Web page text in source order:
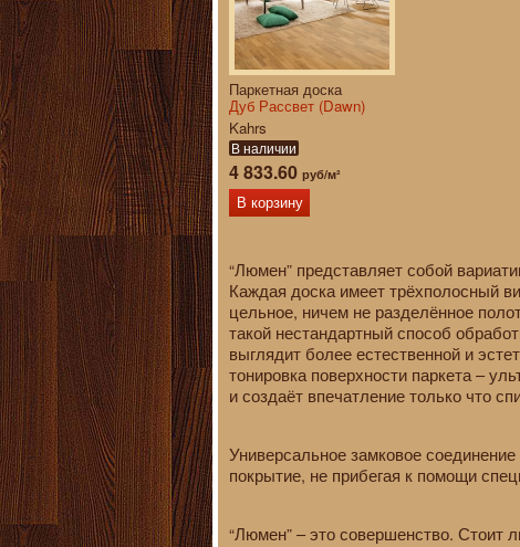
Паркетная доска
Дуб Рассвет (Dawn)
Kahrs
В наличии
4 833.60 руб/м²
В корзину
“Люмен” представляет собой
Каждая доска имеет трёхполосный
цельное, ничем не разделённое
такой нестандартный способ
выглядит более естественной и
тонировка поверхности паркета –
и создаёт впечатление только что
Универсальное замковое
покрытие, не прибегая к помощи
“Люмен” – это совершенство. Стоит